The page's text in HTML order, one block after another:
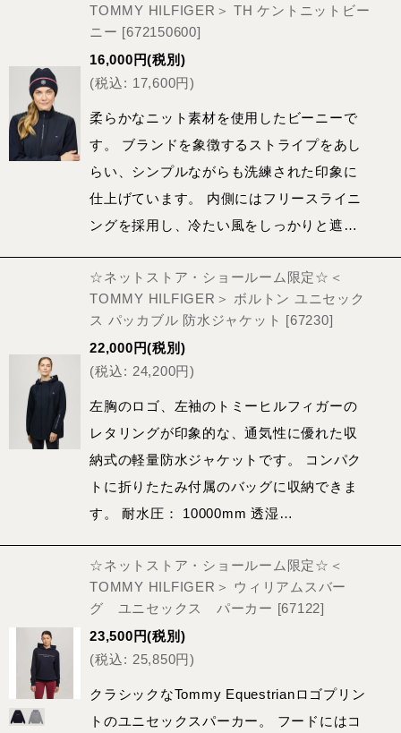
TOMMY HILFIGER＞ TH ケントニットビー
ニー [672150600]
16,000 円(税別)
(税込: 17,600円)
柔らかなニット素材を使用したビーニーで
す。 ブランドを象徴するストライプをあし
らい、シンプルながらも洗練された印象に
仕上げています。 内側にはフリースライニ
ングを採用し、冷たい風をしっかりと遮…
☆ネットストア・ショールーム限定☆＜
TOMMY HILFIGER＞ ボルトン ユニセック
ス パッカブル 防水ジャケット [67230]
22,000 円(税別)
(税込: 24,200円)
左胸のロゴ、左袖のトミーヒルフィガーの
レタリングが印象的な、通気性に優れた収
納式の軽量防水ジャケットです。 コンパク
トに折りたたみ付属のバッグに収納できま
す。 耐水圧： 10000mm 透湿…
☆ネットストア・ショールーム限定☆＜
TOMMY HILFIGER＞ ウィリアムスバー
グ ユニセックス パーカー [67122]
23,500 円(税別)
(税込: 25,850円)
クラシックなTommy Equestrianロゴプリン
トのユニセックスパーカー。 フードにはコ